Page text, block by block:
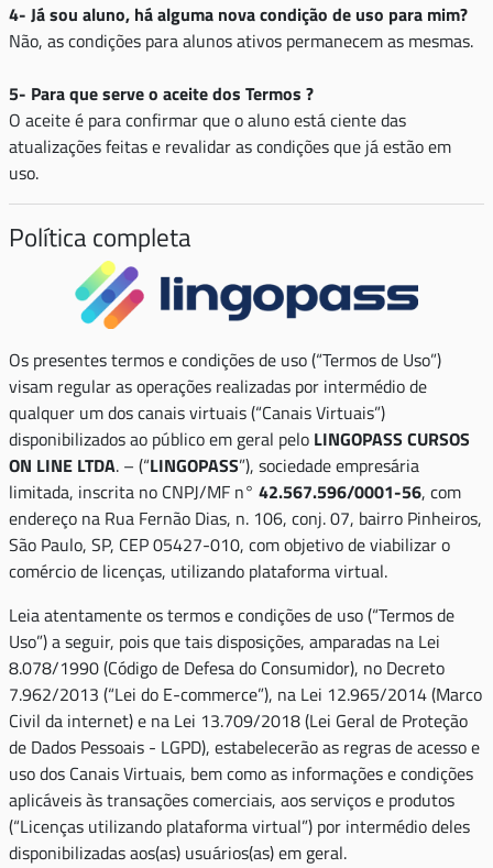
4- Já sou aluno, há alguma nova condição de uso para mim?
Não, as condições para alunos ativos permanecem as mesmas.
5- Para que serve o aceite dos Termos ?
O aceite é para confirmar que o aluno está ciente das
atualizações feitas e revalidar as condições que já estão em
uso.
Política completa
Os presentes termos e condições de uso (“Termos de Uso”)
visam regular as operações realizadas por intermédio de
qualquer um dos canais virtuais (“Canais Virtuais”)
disponibilizados ao público em geral pelo LINGOPASS CURSOS
ON LINE LTDA. – (“LINGOPASS”), sociedade empresária
limitada, inscrita no CNPJ/MF n° 42.567.596/0001-56, com
endereço na Rua Fernão Dias, n. 106, conj. 07, bairro Pinheiros,
São Paulo, SP, CEP 05427-010, com objetivo de viabilizar o
comércio de licenças, utilizando plataforma virtual.
Leia atentamente os termos e condições de uso (“Termos de
Uso”) a seguir, pois que tais disposições, amparadas na Lei
8.078/1990 (Código de Defesa do Consumidor), no Decreto
7.962/2013 (“Lei do E-commerce”), na Lei 12.965/2014 (Marco
Civil da internet) e na Lei 13.709/2018 (Lei Geral de Proteção
de Dados Pessoais - LGPD), estabelecerão as regras de acesso e
uso dos Canais Virtuais, bem como as informações e condições
aplicáveis às transações comerciais, aos serviços e produtos
(“Licenças utilizando plataforma virtual”) por intermédio deles
disponibilizadas aos(as) usuários(as) em geral.